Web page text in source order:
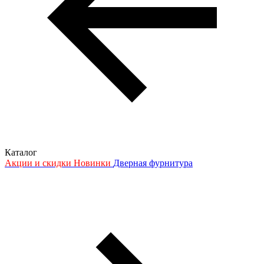
Каталог
Акции и скидки Новинки Дверная фурнитура